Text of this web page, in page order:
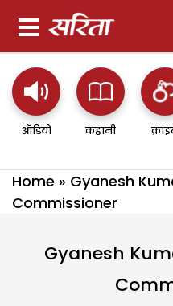
ऑडियो कहानी
Home » Gyanesh
Commissioner
Gyanesh